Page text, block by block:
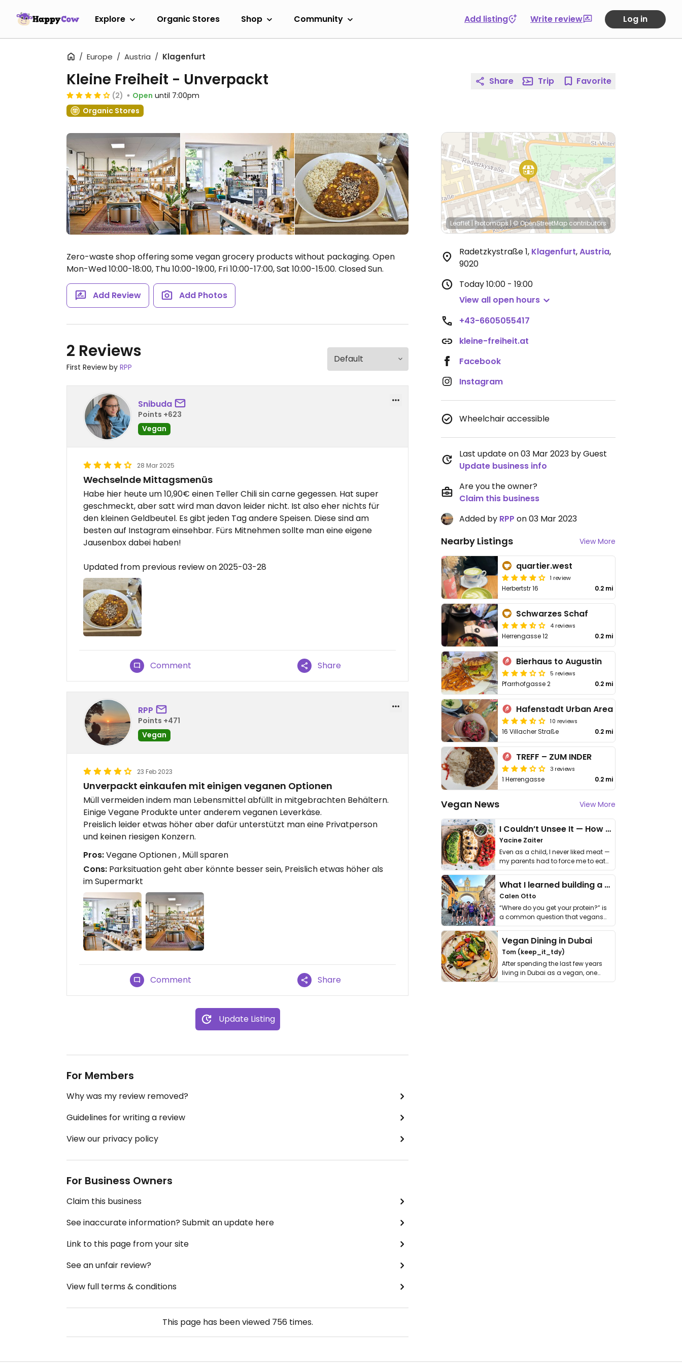
Explore Organic Stores Shop Community Add listing Write review Log in
Europe Austria Klagenfurt
Kleine Freiheit - Unverpackt
(2) Open until 7:00pm
Organic Stores
Zero-waste shop offering some vegan grocery products without packaging. Open
Mon-Wed 10:00-18:00, Thu 10:00-19:00, Fri 10:00-17:00, Sat 10:00-15:00. Closed Sun.
Add Review Add Photos
2 Reviews
First Review by RPP
Snibuda
Points +623
Vegan
28 Mar 2025
Wechselnde Mittagsmenüs
Habe hier heute um 10,90€ einen Teller Chili sin carne gegessen. Hat super
geschmeckt, aber satt wird man davon leider nicht. Ist also eher nichts für
den kleinen Geldbeutel. Es gibt jeden Tag andere Speisen. Diese sind am
besten auf Instagram einsehbar. Fürs Mitnehmen sollte man eine eigene
Jausenbox dabei haben!
Updated from previous review on 2025-03-28
Comment Share
RPP
Points +471
Vegan
23 Feb 2023
Unverpackt einkaufen mit einigen veganen Optionen
Müll vermeiden indem man Lebensmittel abfüllt in mitgebrachten Behältern.
Einige Vegane Produkte unter anderem veganen Leverkäse.
Preislich leider etwas höher aber dafür unterstützt man eine Privatperson
und keinen riesigen Konzern.
Pros:Vegane Optionen , Müll sparen
Cons: Parksituation geht aber könnte besser sein, Preislich etwas höher als
im Supermarkt
Comment Share
Update Listing
For Members
Why was my review removed?
Guidelines for writing a review
View our privacy policy
For Business Owners
Claim this business
See inaccurate information? Submit an update here
Link to this page from your site
See an unfair review?
View full terms & conditions
This page has been viewed 756times.
Share Trip Favorite
Leaflet |Protomaps|© OpenStreetMap contributors
Radetzkystraße 1, Klagenfurt,Austria,
9020
Today10:00 - 19:00
View all open hours
+43-6605055417
kleine-freiheit.at
Facebook
Instagram
Wheelchair accessible
Last update on 03 Mar 2023 by Guest
Update business info
Are you the owner?
Claim this business
Added by RPP on 03 Mar 2023
Nearby Listings View More
quartier.west
1 review
Herbertstr 16 0.2 mi
Schwarzes Schaf
4 reviews
Herrengasse 12 0.2 mi
Bierhaus to Augustin
5 reviews
Pfarrhofgasse 2 0.2 mi
Hafenstadt Urban Area
10 reviews
16 Villacher Straße 0.2 mi
TREFF – ZUM INDER
3 reviews
1 Herrengasse 0.2 mi
Vegan News View More
I Couldn’t Unsee It — How Thailand Turned My Beliefs Into Action⁠
Yacine Zaiter
Even as a child, I never liked meat —
my parents had to force me to eat
it. I …
What I learned building a queer vegan travel brand
Calen Otto
“Where do you get your protein?” is
a common question that vegans
get asked. …
Vegan Dining in Dubai
Tom (keep_it_tdy)
After spending the last few years
living in Dubai as a vegan, one
thing has …